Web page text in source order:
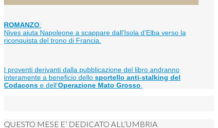
ROMANZO:
Nives aiuta Napoleone a scappare dall'Isola d'Elba verso la
riconquista del trono di Francia.
I proventi derivanti dalla pubblicazione del libro andranno
interamente a beneficio dello sportello anti-stalking del
Codacons e dell’Operazione Mato Grosso
QUESTO MESE E’ DEDICATO ALL’UMBRIA